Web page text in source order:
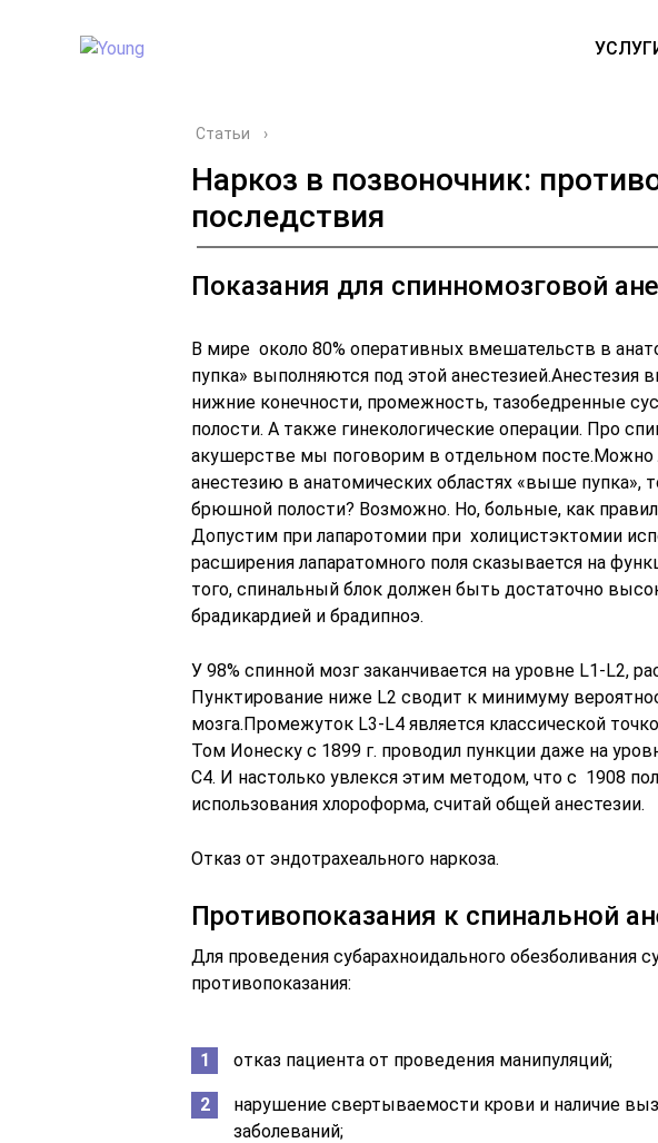
Статьи ›
Наркоз в позвоночник:
последствия
Показания для спинномозговой
В мире около 80% оперативных вмешательств в
пупка» выполняются под этой анестезией.Анестезия
нижние конечности, промежность, тазобедренные
полости. А также гинекологические операции. Про
акушерстве мы поговорим в отдельном посте.Можно
анестезию в анатомических областях «выше пупка»,
брюшной полости? Возможно. Но, больные, как
Допустим при лапаротомии при холицистэктомии
расширения лапаратомного поля сказывается на
того, спинальный блок должен быть достаточно
брадикардией и брадипноэ.
У 98% спинной мозг заканчивается на уровне L1-L2,
Пунктирование ниже L2 сводит к минимуму
мозга.Промежуток L3-L4 является классической
Том Ионеску с 1899 г. проводил пункции даже на
С4. И настолько увлекся этим методом, что с 1908
использования хлороформа, считай общей анестезии.
Отказ от эндотрахеального наркоза.
Противопоказания к спинальной
Для проведения субарахноидального
противопоказания:
отказ пациента от проведения манипуляций;
нарушение свертываемости крови и наличие
заболеваний;